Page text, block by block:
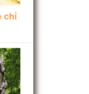
chỉ